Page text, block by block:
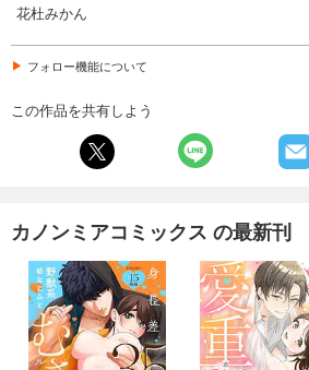
花杜みかん
フォロー機能について
この作品を共有しよう
カノンミアコミックス の最新刊